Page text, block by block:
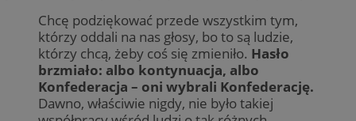
Chcę podziękować przede wszystkim tym,
którzy oddali na nas głosy, bo to są ludzie,
którzy chcą, żeby coś się zmieniło. Hasło
brzmiało: albo kontynuacja, albo
Konfederacja – oni wybrali Konfederację.
Dawno, właściwie nigdy, nie było takiej